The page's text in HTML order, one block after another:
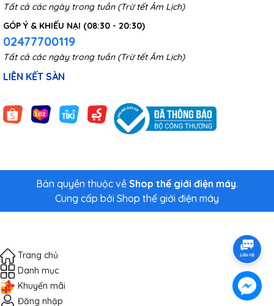
Tất cả các ngày trong tuần (Trừ tết Âm Lịch)
GÓP Ý & KHIẾU NẠI (08:30 - 20:30)
02477700119
Tất cả các ngày trong tuần (Trừ tết Âm Lịch)
LIÊN KẾT SÀN
Bản quyền thuộc về Shop thế giới điện máy.
Cung cấp bởi Shop thế giới điện máy
Trang chủ
Danh mục
Khuyến mãi
Đăng nhập